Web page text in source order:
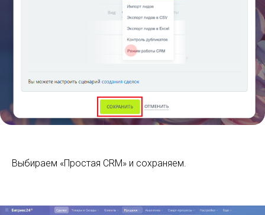
Выбираем «Простая CRM» и сохраняем.